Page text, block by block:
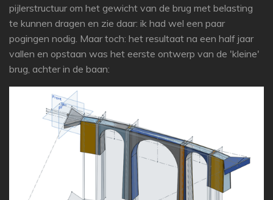
pijlerstructuur om het gewicht van de brug met belasting
te kunnen dragen en zie daar: ik had wel een paar
pogingen nodig. Maar toch: het resultaat na een half jaar
vallen en opstaan was het eerste ontwerp van de 'kleine'
brug, achter in de baan: